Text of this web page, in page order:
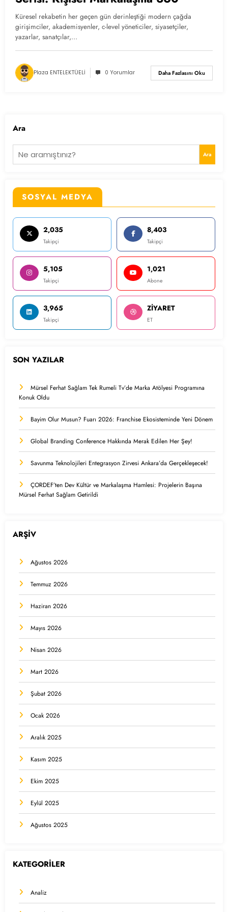
Küresel rekabetin her geçen gün derinleştiği modern çağda
girişimciler, akademisyenler, c-level yöneticiler, siyasetçiler,
yazarlar, sanatçılar,…
Plaza ENTELEKTÜELİ 0 Yorumlar Daha Fazlasını Oku
Ara
Ara
SOSYAL MEDYA
2,035
Takipçi
8,403
Takipçi
5,105
Takipçi
1,021
Abone
3,965
Takipçi
ZİYARET
ET
SON YAZILAR
Mürsel Ferhat Sağlam Tek Rumeli Tv’de Marka Atölyesi Programına
Konuk Oldu
Bayim Olur Musun? Fuarı 2026: Franchise Ekosisteminde Yeni Dönem
Global Branding Conference Hakkında Merak Edilen Her Şey!
Savunma Teknolojileri Entegrasyon Zirvesi Ankara’da Gerçekleşecek!
ÇORDEF’ten Dev Kültür ve Markalaşma Hamlesi: Projelerin Başına
Mürsel Ferhat Sağlam Getirildi
ARŞİV
Ağustos 2026
Temmuz 2026
Haziran 2026
Mayıs 2026
Nisan 2026
Mart 2026
Şubat 2026
Ocak 2026
Aralık 2025
Kasım 2025
Ekim 2025
Eylül 2025
Ağustos 2025
KATEGORİLER
Analiz